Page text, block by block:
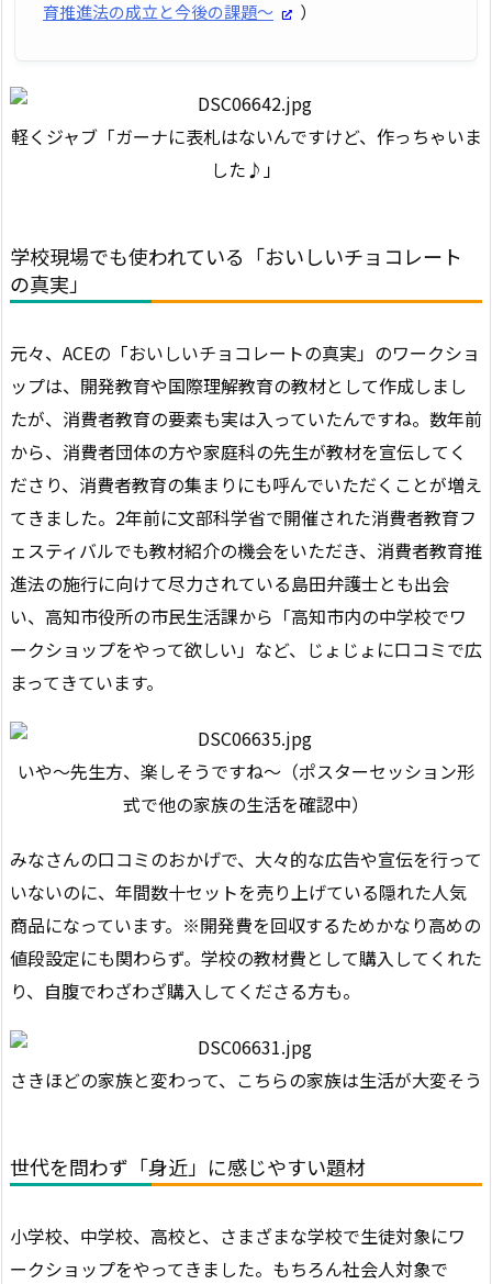
育推進法の成立と今後の課題～ ）
軽くジャブ「ガーナに表札はないんですけど、作っちゃいま
した♪」
学校現場でも使われている「おいしいチョコレート
の真実」
元々、ACEの「おいしいチョコレートの真実」のワークショ
ップは、開発教育や国際理解教育の教材として作成しまし
たが、消費者教育の要素も実は入っていたんですね。数年前
から、消費者団体の方や家庭科の先生が教材を宣伝してく
ださり、消費者教育の集まりにも呼んでいただくことが増え
てきました。2年前に文部科学省で開催された消費者教育フ
ェスティバルでも教材紹介の機会をいただき、消費者教育推
進法の施行に向けて尽力されている島田弁護士とも出会
い、高知市役所の市民生活課から「高知市内の中学校でワ
ークショップをやって欲しい」など、じょじょに口コミで広
まってきています。
いや～先生方、楽しそうですね～（ポスターセッション形
式で他の家族の生活を確認中）
みなさんの口コミのおかげで、大々的な広告や宣伝を行って
いないのに、年間数十セットを売り上げている隠れた人気
商品になっています。※開発費を回収するためかなり高めの
値段設定にも関わらず。学校の教材費として購入してくれた
り、自腹でわざわざ購入してくださる方も。
さきほどの家族と変わって、こちらの家族は生活が大変そう
世代を問わず「身近」に感じやすい題材
小学校、中学校、高校と、さまざまな学校で生徒対象にワ
ークショップをやってきました。もちろん社会人対象で